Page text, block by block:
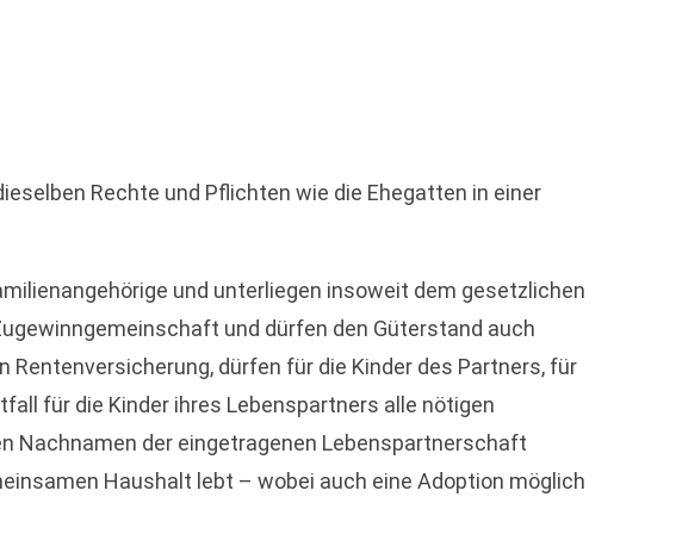
Rechte und Pflichten wie die Ehegatten in einer
und unterliegen insoweit dem gesetzlichen
und dürfen den Güterstand auch
dürfen für die Kinder des Partners, für
für die Kinder ihres Lebenspartners alle nötigen
Nachnamen der eingetragenen Lebenspartnerschaft
Haushalt lebt – wobei auch eine Adoption möglich